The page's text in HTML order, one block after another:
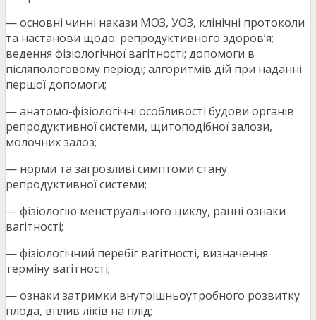
— основні чинні накази МОЗ, УОЗ, клінічні протоколи
та настанови щодо: репродуктивного здоров’я;
ведення фізіологічної вагітності; допомоги в
післяпологовому періоді; алгоритмів дій при наданні
першої допомоги;
— анатомо-фізіологічні особливості будови органів
репродуктивної системи, щитоподібної залози,
молочних залоз;
— норми та загрозливі симптоми стану
репродуктивної системи;
— фізіологію менструального циклу, ранні ознаки
вагітності;
— фізіологічний перебіг вагітності, визначення
терміну вагітності;
— ознаки затримки внутрішньоутробного розвитку
плода, вплив ліків на плід;